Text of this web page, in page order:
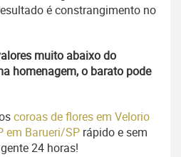
é constrangimento no
muito abaixo do
homenagem, o barato pode
coroas de flores em Velorio
em Barueri/SP rápido e sem
24 horas!